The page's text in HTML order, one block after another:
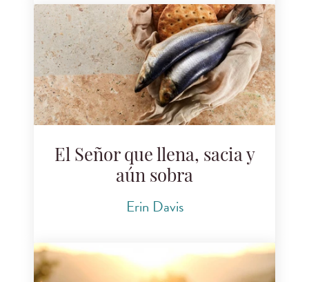
El Señor que llena, sacia y
aún sobra
Erin Davis